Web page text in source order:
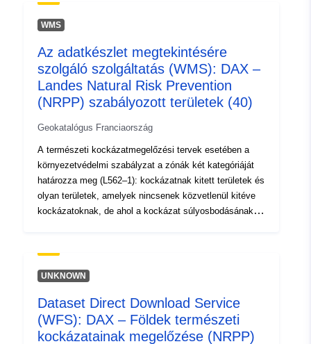
Típus:
Erőforrás:
http://inspire.ec.europa.eu/
codelist/SpatialDataServiceType/
WMS
Az adatkészlet megtekintésére
szolgáló szolgáltatás (WMS): DAX –
Landes Natural Risk Prevention
(NRPP) szabályozott területek (40)
Geokatalógus Franciaország
A természeti kockázatmegelőzési tervek esetében a
környezetvédelmi szabályzat a zónák két kategóriáját
határozza meg (L562–1): kockázatnak kitett területek és
olyan területek, amelyek nincsenek közvetlenül kitéve
kockázatoknak, de ahol a kockázat súlyosbodásának
végrehajtható rendezés tárgyát képezi. A rendeletek
általában háromféle zónát különböztetnek meg: 1- „tiltott
veszélyességi szint magas, és az általános szabály az
építési tilalom; 2- „előírt területek”, úgynevezett „kék
zónák”, ahol a veszélyességi szint átlagos, és a
UNKNOWN
Dataset Direct Download Service
(WFS): DAX – Földek természeti
kockázatainak megelőzése (NRPP)